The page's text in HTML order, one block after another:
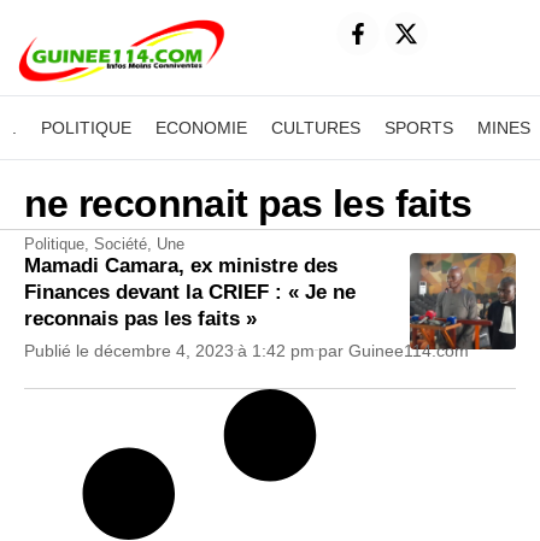
POLITIQUE ECONOMIE CULTURES SPORTS MINES
ne reconnait pas les faits
Politique Société Une
Mamadi Camara, ex ministre des
Finances devant la CRIEF : « Je ne
reconnais pas les faits »
Publié le décembre 4, 2023 à 1:42 pm par Guinee114.com